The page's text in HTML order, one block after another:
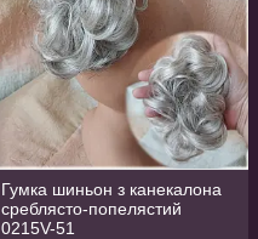
Гумка шиньон з канекалона
среблясто-попелястий
0215V-51